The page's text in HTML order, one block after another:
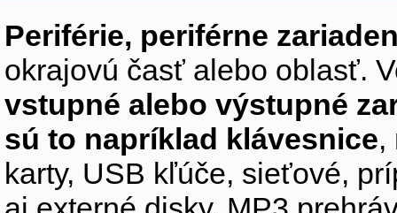
Periférie, periférne
okrajovú časť alebo oblasť.
vstupné alebo výstupné
sú to napríklad klávesnice,
karty, USB kľúče, sieťové,